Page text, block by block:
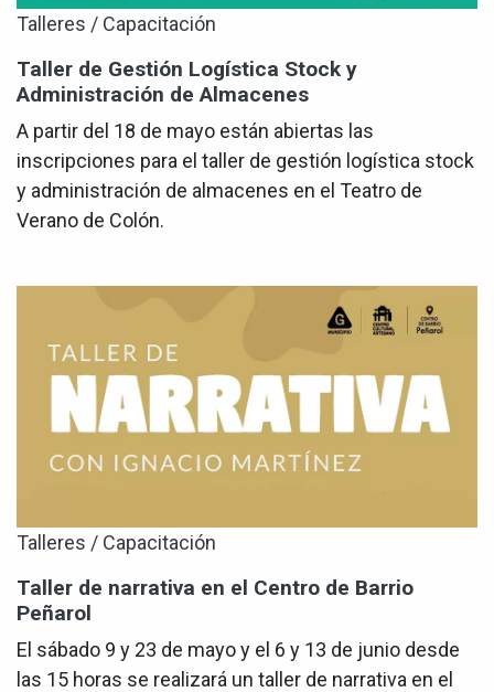
Talleres / Capacitación
Taller de Gestión Logística Stock y
Administración de Almacenes
A partir del 18 de mayo están abiertas las
inscripciones para el taller de gestión logística stock
y administración de almacenes en el Teatro de
Verano de Colón.
Talleres / Capacitación
Taller de narrativa en el Centro de Barrio
Peñarol
El sábado 9 y 23 de mayo y el 6 y 13 de junio desde
las 15 horas se realizará un taller de narrativa en el